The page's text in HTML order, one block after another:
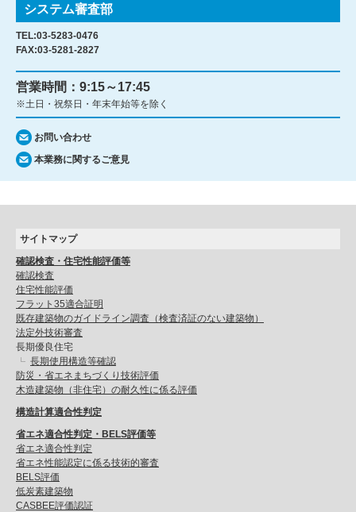
システム審査部
TEL:03-5283-0476
FAX:03-5281-2827
営業時間：9:15～17:45
※土日・祝祭日・年末年始等を除く
お問い合わせ
本業務に関するご意見
サイトマップ
確認検査・住宅性能評価等
確認検査
住宅性能評価
フラット35適合証明
既存建築物のガイドライン調査（検査済証のない建築物）
法定外技術審査
長期優良住宅
長期使用構造等確認
防災・省エネまちづくり技術評価
木造建築物（非住宅）の耐久性に係る評価
構造計算適合性判定
省エネ適合性判定・BELS評価等
省エネ適合性判定
省エネ性能認定に係る技術的審査
BELS評価
低炭素建築物
CASBEE評価認証